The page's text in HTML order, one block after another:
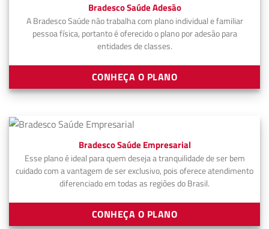
Bradesco Saúde Adesão
A Bradesco Saúde não trabalha com plano individual e familiar
pessoa física, portanto é oferecido o plano por adesão para
entidades de classes.
CONHEÇA O PLANO
Bradesco Saúde Empresarial
Esse plano é ideal para quem deseja a tranquilidade de ser bem
cuidado com a vantagem de ser exclusivo, pois oferece atendimento
diferenciado em todas as regiões do Brasil.
CONHEÇA O PLANO